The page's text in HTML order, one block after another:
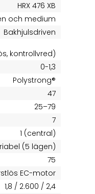
HRX 476 XB
och medium
Bakhjulsdriven
kontrollvred)
0-1,3
Polystrong®
47
25–79
7
1 (central)
(5 lägen)
75
EC-motor
1,8 / 2.600 / 2,4